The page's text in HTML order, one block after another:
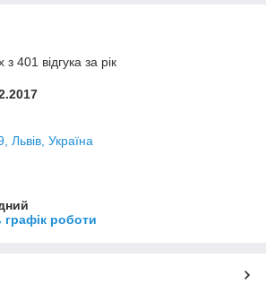
401 відгука за рік
Львів, Україна
графік роботи